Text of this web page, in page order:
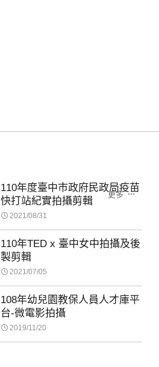
更多
110年度臺中市政府民政局疫苗
快打站紀實拍攝剪輯
2021/08/31
110年TED x 臺中女中拍攝及後
製剪輯
2021/07/05
108年幼兒園教保人員人才庫平
台-微電影拍攝
2019/11/20